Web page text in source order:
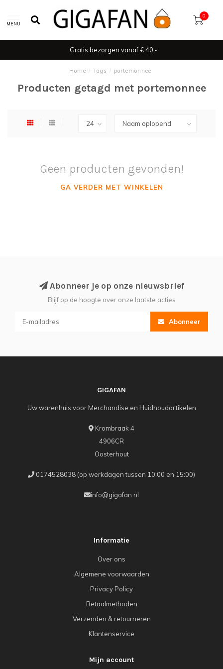
MENU
0
Gratis bezorgen vanaf € 40,-
Home / Tags / portemonnee
Producten getagd met portemonnee
Geen producten gevonden!
GA VERDER MET WINKELEN
Abonneer je op onze nieuwsbrief
Blijf op de hoogte over onze laatste acties
Abonneer
GIGAFAN
Uw warenhuis voor Merchandise en Huidhoudartikelen
Krombraak 4
4906CR
Oosterhout
0174528038 (op werkdagen tussen 10:00 en 15:00)
info@gigafan.nl
Informatie
Over ons
Algemene voorwaarden
Privacy Policy
Betaalmethoden
Verzenden & retourneren
Klantenservice
Mijn account